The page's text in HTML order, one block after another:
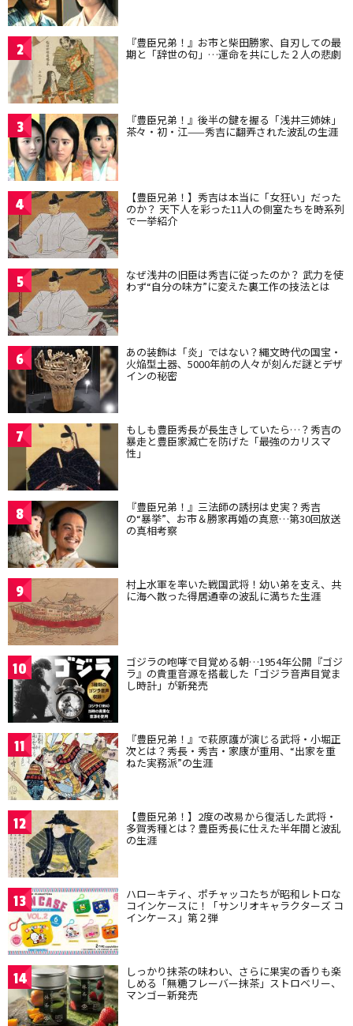
2 『豊臣兄弟！』お市と柴田勝家、自刃しての最
期と「辞世の句」…運命を共にした２人の悲劇
3 『豊臣兄弟！』後半の鍵を握る「浅井三姉妹」
茶々・初・江——秀吉に翻弄された波乱の生涯
4 【豊臣兄弟！】秀吉は本当に「女狂い」だった
のか？ 天下人を彩った11人の側室たちを時系列
で一挙紹介
5 なぜ浅井の旧臣は秀吉に従ったのか？ 武力を使
わず“自分の味方”に変えた裏工作の技法とは
6 あの装飾は「炎」ではない？縄文時代の国宝・
火焔型土器、5000年前の人々が刻んだ謎とデザ
インの秘密
7 もしも豊臣秀長が長生きしていたら…？秀吉の
暴走と豊臣家滅亡を防げた「最強のカリスマ
性」
8 『豊臣兄弟！』三法師の誘拐は史実？秀吉
の“暴挙”、お市＆勝家再婚の真意…第30回放送
の真相考察
9 村上水軍を率いた戦国武将！幼い弟を支え、共
に海へ散った得居通幸の波乱に満ちた生涯
10 ゴジラの咆哮で目覚める朝…1954年公開『ゴジ
ラ』の貴重音源を搭載した「ゴジラ音声目覚ま
し時計」が新発売
11 『豊臣兄弟！』で萩原護が演じる武将・小堀正
次とは？秀長・秀吉・家康が重用、“出家を重
ねた実務派”の生涯
12 【豊臣兄弟！】2度の改易から復活した武将・
多賀秀種とは？豊臣秀長に仕えた半年間と波乱
の生涯
13 ハローキティ、ポチャッコたちが昭和レトロな
コインケースに！「サンリオキャラクターズ コ
インケース」第２弾
14 しっかり抹茶の味わい、さらに果実の香りも楽
しめる「無糖フレーバー抹茶」ストロベリー、
マンゴー新発売